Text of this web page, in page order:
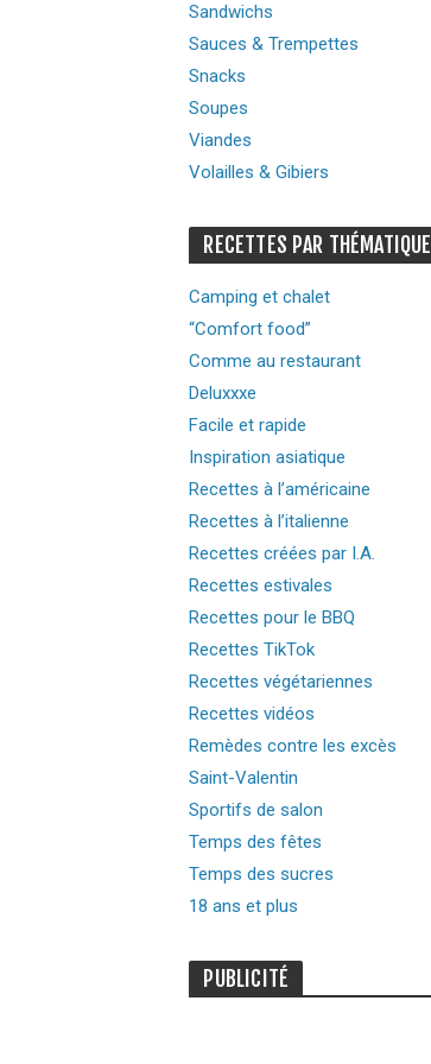
Sandwichs
Sauces & Trempettes
Snacks
Soupes
Viandes
Volailles & Gibiers
RECETTES PAR THÉMATIQUE
Camping et chalet
“Comfort food”
Comme au restaurant
Deluxxxe
Facile et rapide
Inspiration asiatique
Recettes à l’américaine
Recettes à l’italienne
Recettes créées par I.A.
Recettes estivales
Recettes pour le BBQ
Recettes TikTok
Recettes végétariennes
Recettes vidéos
Remèdes contre les excès
Saint-Valentin
Sportifs de salon
Temps des fêtes
Temps des sucres
18 ans et plus
PUBLICITÉ